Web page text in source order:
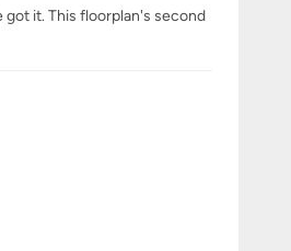
it. This floorplan's second